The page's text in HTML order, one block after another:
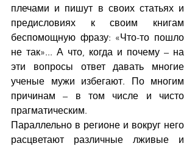
плечами и пишут в своих статьях и
предисловиях к своим книгам
беспомощную фразу: «Что-то пошло
не так»... А что, когда и почему – на
эти вопросы ответ давать многие
ученые мужи избегают. По многим
причинам – в том числе и чисто
прагматическим.
Параллельно в регионе и вокруг него
расцветают различные лживые и